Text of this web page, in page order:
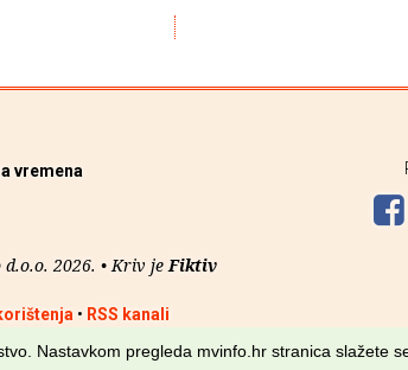
vremena
2026. • Kriv jeFiktiv
• RSS kanali
Nastavkom pregleda mvinfo.hr stranica slažete